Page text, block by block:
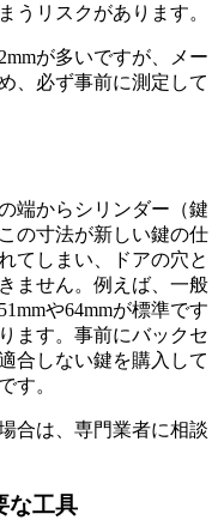
うリスクがあります。
が多いですが、メー
、必ず事前に測定して
端からシリンダー（鍵
の寸法が新しい鍵の仕
てしまい、ドアの穴と
ません。例えば、一般
や64mmが標準です
ます。事前にバックセ
合しない鍵を購入して
す。
合は、専門業者に相談
な工具